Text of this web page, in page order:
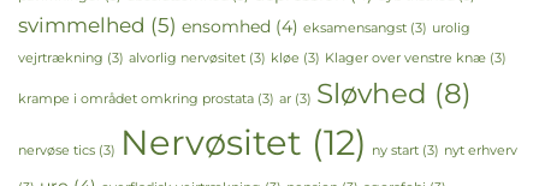
svimmelhed (5) ensomhed (4) eksamensangst (3) urolig
vejrtrækning (3) alvorlig nervøsitet (3) kløe (3) Klager over venstre knæ (3)
krampe i området omkring prostata (3) ar (3) Sløvhed (8)
nervøse tics (3) Nervøsitet (12) ny start (3) nyt erhverv